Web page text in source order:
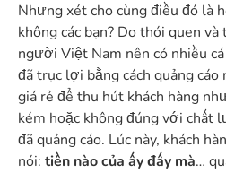
Nhưng xét cho cùng điều đó là
không các bạn? Do thói quen
người Việt Nam nên có nhiều
đã trục lợi bằng cách quảng cáo
giá rẻ để thu hút khách hàng
kém hoặc không đúng với chất
đã quảng cáo. Lúc này, khách
nói: tiền nào của ấy đấy mà…